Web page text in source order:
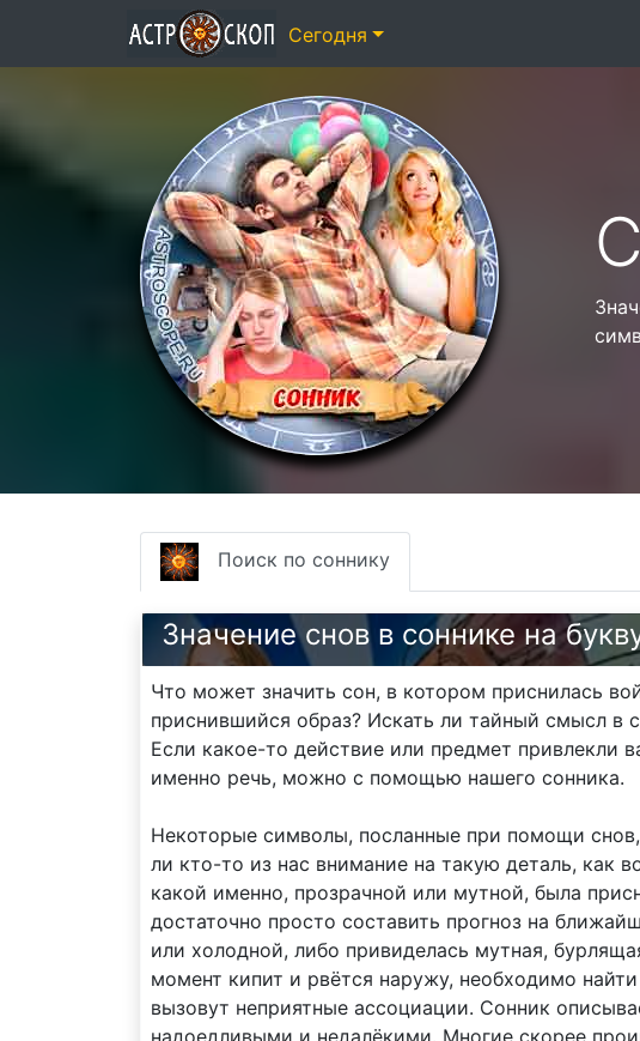
Поиск по соннику
Значение снов в соннике на
Что может значить сон, в котором приснилась
приснившийся образ? Искать ли тайный смысл в
Если какое-то действие или предмет привлекли
именно речь, можно с помощью нашего сонника.
Некоторые символы, посланные при помощи
ли кто-то из нас внимание на такую деталь, как
какой именно, прозрачной или мутной, была
достаточно просто составить прогноз на
или холодной, либо привиделась мутная,
момент кипит и рвётся наружу, необходимо
вызовут неприятные ассоциации. Сонник
надоедливыми и недалёкими. Многие скорее
Сегодня